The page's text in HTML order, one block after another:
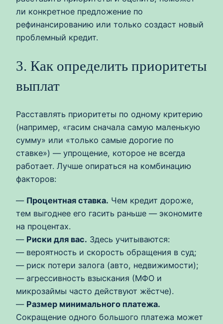
ли конкретное предложение по
рефинансированию или только создаст новый
проблемный кредит.
3. Как определить приоритеты
выплат
Расставлять приоритеты по одному критерию
(например, «гасим сначала самую маленькую
сумму» или «только самые дорогие по
ставке») — упрощение, которое не всегда
работает. Лучше опираться на комбинацию
факторов:
— Процентная ставка. Чем кредит дороже,
тем выгоднее его гасить раньше — экономите
на процентах.
— Риски для вас. Здесь учитываются:
— вероятность и скорость обращения в суд;
— риск потери залога (авто, недвижимости);
— агрессивность взыскания (МФО и
микрозаймы часто действуют жёстче).
— Размер минимального платежа.
Сокращение одного большого платежа может